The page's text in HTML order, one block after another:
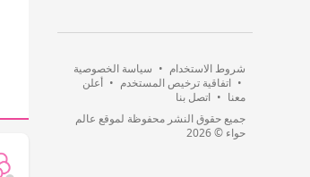
شروط الاستخدام • سياسة الخصوصية
• اتفاقية ترخيص المستخدم • أعلن
معنا • اتصل بنا
جميع حقوق النشر محفوظة لموقع عالم
حواء © 2026